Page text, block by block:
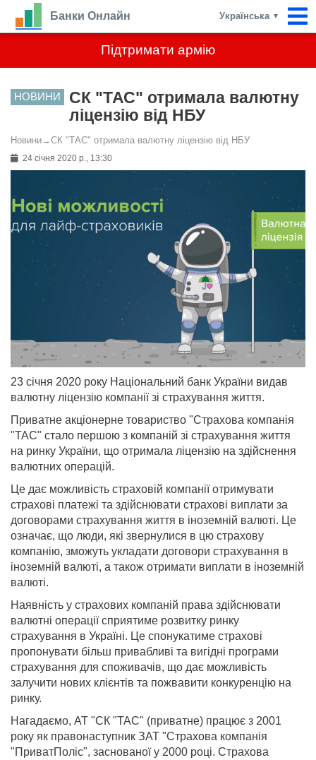
Підтримати армію
Банки Онлайн Українська ▼
НОВИНИ
СК "ТАС" отримала валютну
ліцензію від НБУ
Новини→ СК "ТАС" отримала валютну ліцензію від НБУ
24 січня 2020 р., 13:30
23 січня 2020 року Національний банк України видав
валютну ліцензію компанії зі страхування життя.
Приватне акціонерне товариство "Страхова компанія
"ТАС" стало першою з компаній зі страхування життя
на ринку України, що отримала ліцензію на здійснення
валютних операцій.
Це дає можливість страховій компанії отримувати
страхові платежі та здійснювати страхові виплати за
договорами страхування життя в іноземній валюті. Це
означає, що люди, які звернулися в цю страхову
компанію, зможуть укладати договори страхування в
іноземній валюті, а також отримати виплати в іноземній
валюті.
Наявність у страхових компаній права здійснювати
валютні операції сприятиме розвитку ринку
страхування в Україні. Це спонукатиме страхові
пропонувати більш привабливі та вигідні програми
страхування для споживачів, що дає можливість
залучити нових клієнтів та пожвавити конкуренцію на
ринку.
Нагадаємо, АТ "СК "ТАС" (приватне) працює з 2001
року як правонаступник ЗАТ "Страхова компанія
"ПриватПоліс", заснованої у 2000 році. Страхова